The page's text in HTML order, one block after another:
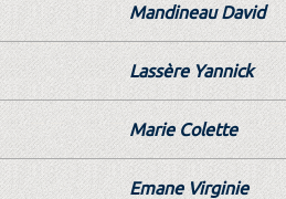
Mandineau David
Lassère Yannick
Marie Colette
Emane Virginie